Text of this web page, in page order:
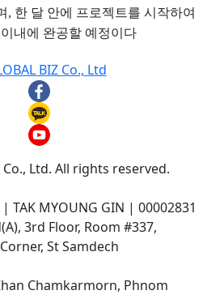
, 한 달 안에 프로젝트를 시작하여
내에 완공할 예정이다
Co., Ltd. All rights reserved.
| TAK MYOUNG GIN | 00002831
3rd Floor, Room #337,
St Samdech
Chamkarmorn, Phnom